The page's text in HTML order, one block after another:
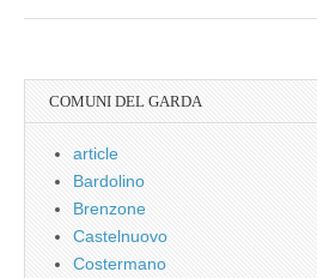
COMUNI DEL GARDA
article
Bardolino
Brenzone
Castelnuovo
Costermano